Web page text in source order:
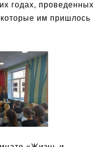
годах, проведенных
которые им пришлось